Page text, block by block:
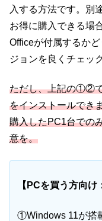
入する方法です。別
お得に購入できる場
Officeが付属するか
ジョンを良くチェッ
ただし、上記の①②
をインストールでき
購入したPC1台での
意を。
【PCを買う方向け
①Windows 11が搭